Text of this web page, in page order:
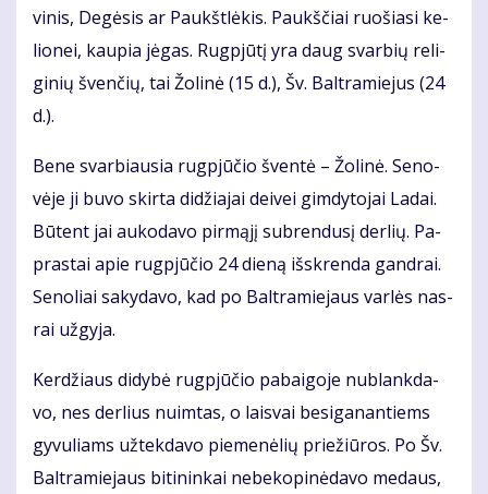
vi­nis, De­gė­sis ar Paukšt­lė­kis. Paukš­čiai ruo­šia­si ke­
lio­nei, kau­pia jė­gas. Rug­pjū­tį yra daug svar­bių re­li­
gi­nių šven­čių, tai Žo­li­nė (15 d.), Šv. Bal­tra­mie­jus (24
d.).
Be­ne svar­biau­sia rug­pjū­čio šven­tė – Žo­li­nė. Se­no­
vė­je ji bu­vo skir­ta di­džia­jai dei­vei gim­dy­to­jai La­dai.
Bū­tent jai au­ko­da­vo pir­mą­jį su­bren­du­sį der­lių. Pa­
pras­tai apie rug­pjū­čio 24 die­ną iš­skren­da gan­drai.
Se­no­liai sa­ky­da­vo, kad po Bal­tra­mie­jaus var­lės nas­
rai už­gy­ja.
Ker­džiaus di­dy­bė rug­pjū­čio pa­bai­go­je nu­blank­da­
vo, nes der­lius nuim­tas, o lais­vai be­si­ga­nan­tiems
gy­vu­liams už­tek­da­vo pie­me­nė­lių prie­žiū­ros. Po Šv.
Bal­tra­mie­jaus bi­ti­nin­kai ne­be­ko­pi­nė­da­vo me­daus,